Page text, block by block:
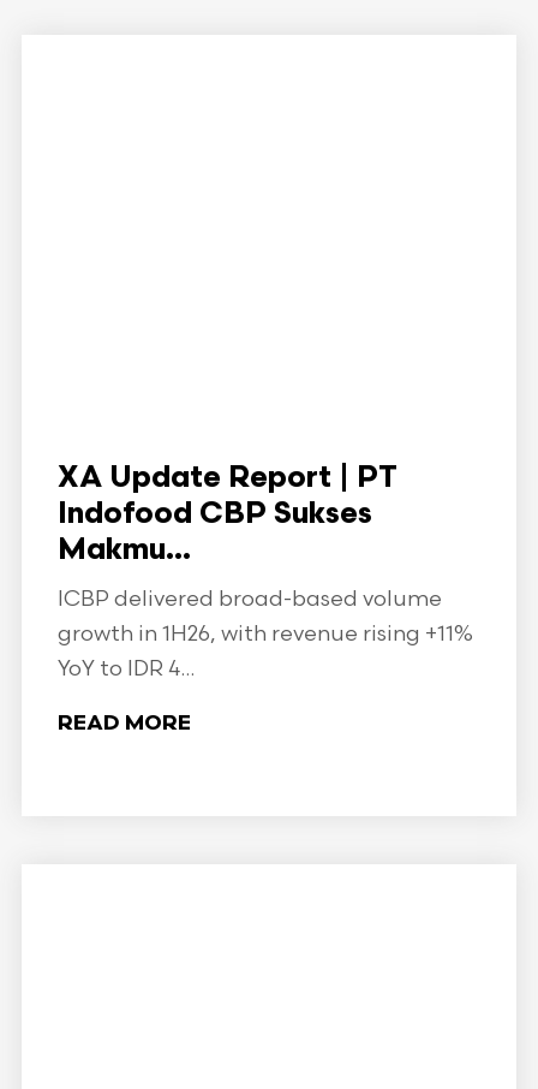
XA Update Report | PT
Indofood CBP Sukses
Makmu...
ICBP delivered broad-based volume
growth in 1H26, with revenue rising +11%
YoY to IDR 4...
READ MORE